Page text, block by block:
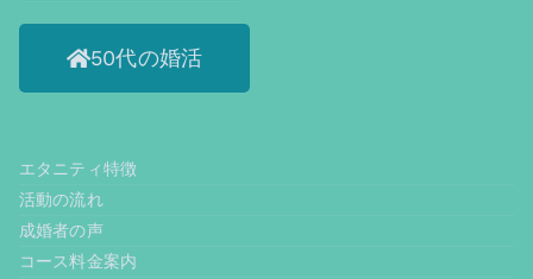
50代の婚活
エタニティ特徴
活動の流れ
成婚者の声
コース料金案内